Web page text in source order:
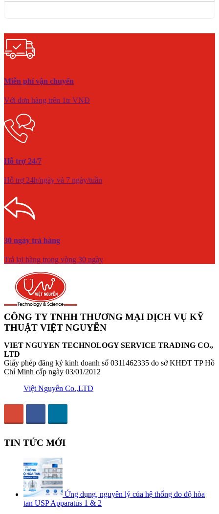
Miễn phí vận chuyển
Với đơn hàng trên 1tr VNĐ
Hỗ trợ 24/7
Hỗ trợ 24h/ngày và 7 ngày/tuần
30 ngày trả hàng
Trả lại hàng trong vòng 30 ngày
CÔNG TY TNHH THƯƠNG MẠI DỊCH VỤ KỸ
THUẬT VIỆT NGUYỄN
VIET NGUYEN TECHNOLOGY SERVICE TRADING CO.,
LTD
Giấy phép đăng ký kinh doanh số 0311462335 do sở KHĐT TP Hồ
Chí Minh cấp ngày 03/01/2012
Việt Nguyễn Co.,LTD
TIN TỨC MỚI
Ứng dụng, nguyên lý của hệ thống đo độ hòa
tan USP Apparatus 1 & 2